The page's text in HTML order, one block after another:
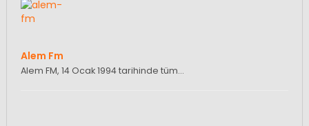
Alem Fm
Alem FM, 14 Ocak 1994 tarihinde tüm…